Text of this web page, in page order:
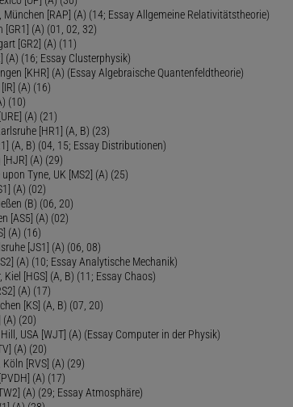
[RAP] (A) (14; Essay Allgemeine Relativitätstheorie)
[GR1] (A) (01, 02, 32)
[GR2] (A) (11)
(A) (16; Essay Clusterphysik)
[KHR] (A) (Essay Algebraische Quantenfeldtheorie)
(A) (16)
(10)
(A) (21)
[HR1] (A, B) (23)
(A, B) (04, 15; Essay Distributionen)
(A) (29)
Tyne, UK [MS2] (A) (25)
(A) (02)
(B) (06, 20)
[AS5] (A) (02)
(A) (16)
[JS1] (A) (06, 08)
(A) (10; Essay Analytische Mechanik)
Kiel [HGS] (A, B) (11; Essay Chaos)
(A) (17)
[KS] (A, B) (07, 20)
(A) (20)
USA [WJT] (A) (Essay Computer in der Physik)
(A) (20)
[RVS] (A) (29)
(A) (17)
(A) (29; Essay Atmosphäre)